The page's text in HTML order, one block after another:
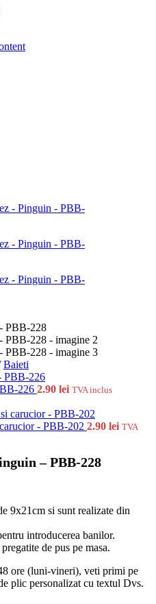
Baieti
226 2.90 lei TVA inclus
- PBB-202 2.90 lei TVA
– PBB-228
9x21cm si sunt realizate din
introducerea banilor.
de pus pe masa.
ore (luni-vineri), veti primi pe
plic personalizat cu textul Dvs.